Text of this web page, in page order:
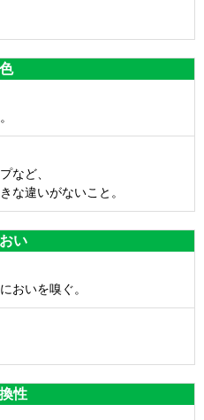
色
など、
な違いがないこと。
い
おいを嗅ぐ。
性